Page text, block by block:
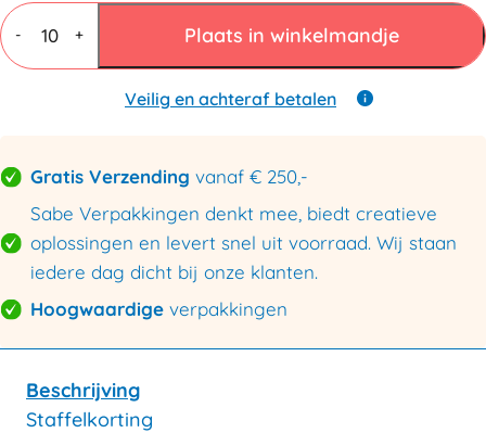
-
Vouwdozen
7
mm
BC
+ Plaats in winkelmandje
Veilig en achteraf betalen
Gratis Verzending vanaf € 250,-
Sabe Verpakkingen denkt mee, biedt creatieve
oplossingen en levert snel uit voorraad. Wij staan
iedere dag dicht bij onze klanten.
Hoogwaardige verpakkingen
Beschrijving
Staffelkorting